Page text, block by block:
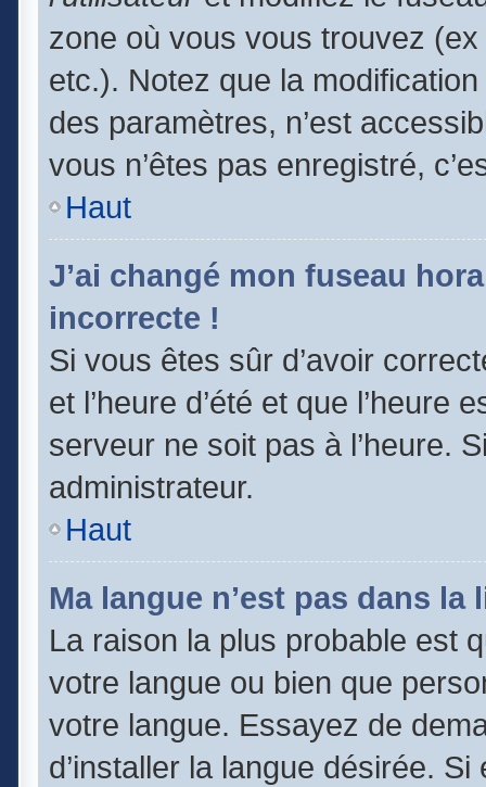
zone où vous vous trouvez
etc.). Notez que la
des paramètres, n’est
vous n’êtes pas enregistré,
Haut
J’ai changé mon fuseau
incorrecte !
Si vous êtes sûr d’avoir
et l’heure d’été et que
serveur ne soit pas à l’heure.
administrateur.
Haut
Ma langue n’est pas dans la
La raison la plus probable est
votre langue ou bien que
votre langue. Essayez de
d’installer la langue désirée.